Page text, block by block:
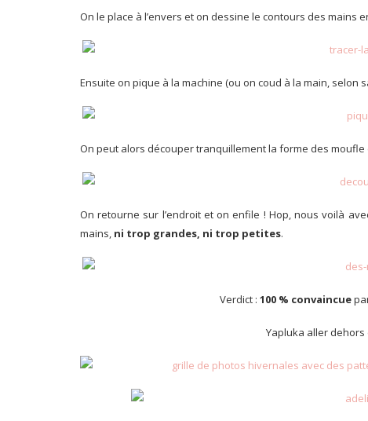
On le place à l’envers et on dessine le contours des mains
Ensuite on pique à la machine (ou on coud à la main, selon
On peut alors découper tranquillement la forme des
On retourne sur l’endroit et on enfile ! Hop, nous voilà
mains, ni trop grandes, ni trop petites.
Verdict : 100 % convaincue
Yapluka aller dehors